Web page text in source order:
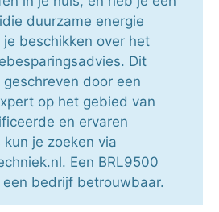
duurzame energie
beschikken over het
Dit
door een
op het gebied van
en ervaren
je zoeken via
Een BRL9500
bedrijf betrouwbaar.